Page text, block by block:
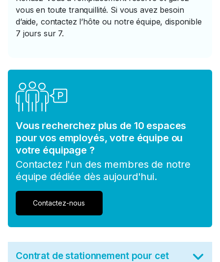
vous en toute tranquillité. Si vous avez besoin
d’aide, contactez l’hôte ou notre équipe, disponible
7 jours sur 7.
Vous recherchez plus de 10 espaces
pour vos employés, votre équipe ou
votre équipage ?
Contactez l'un des membres de notre
équipe dédiée dès aujourd'hui.
Contactez-nous
Contrat de stationnement pour cet